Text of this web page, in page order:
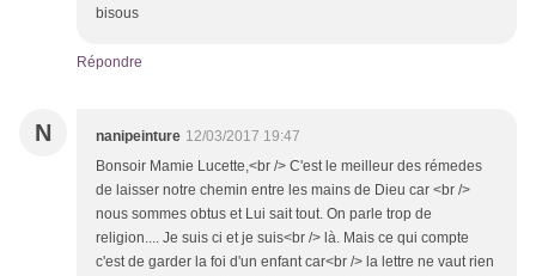
bisous
Répondre
N nanipeinture 12/03/2017 19:47
Bonsoir Mamie Lucette,<br /> C'est le meilleur des rémedes
de laisser notre chemin entre les mains de Dieu car <br />
nous sommes obtus et Lui sait tout. On parle trop de
religion.... Je suis ci et je suis<br /> là. Mais ce qui compte
c'est de garder la foi d'un enfant car<br /> la lettre ne vaut rien